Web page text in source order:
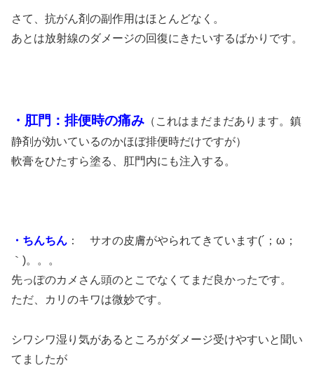
さて、抗がん剤の副作用はほとんどなく。
あとは放射線のダメージの回復にきたいするばかりです。
・肛門：排便時の痛み （これはまだまだあります。鎮
静剤が効いているのかほぼ排便時だけですが）
軟膏をひたすら塗る、肛門内にも注入する。
・ちんちん ： サオの皮膚がやられてきています(´；ω；
｀)。。。
先っぽのカメさん頭のとこでなくてまだ良かったです。
ただ、カリのキワは微妙です。
シワシワ湿り気があるところがダメージ受けやすいと聞い
てましたが